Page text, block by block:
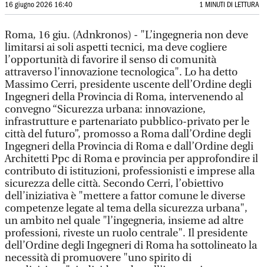
16 giugno 2026 16:40 1 MINUTI DI LETTURA
Roma, 16 giu. (Adnkronos) - "L’ingegneria non deve
limitarsi ai soli aspetti tecnici, ma deve cogliere
l’opportunità di favorire il senso di comunità
attraverso l’innovazione tecnologica". Lo ha detto
Massimo Cerri, presidente uscente dell’Ordine degli
Ingegneri della Provincia di Roma, intervenendo al
convegno “Sicurezza urbana: innovazione,
infrastrutture e partenariato pubblico-privato per le
città del futuro”, promosso a Roma dall’Ordine degli
Ingegneri della Provincia di Roma e dall’Ordine degli
Architetti Ppc di Roma e provincia per approfondire il
contributo di istituzioni, professionisti e imprese alla
sicurezza delle città. Secondo Cerri, l’obiettivo
dell’iniziativa è "mettere a fattor comune le diverse
competenze legate al tema della sicurezza urbana",
un ambito nel quale "l’ingegneria, insieme ad altre
professioni, riveste un ruolo centrale". Il presidente
dell’Ordine degli Ingegneri di Roma ha sottolineato la
necessità di promuovere "uno spirito di